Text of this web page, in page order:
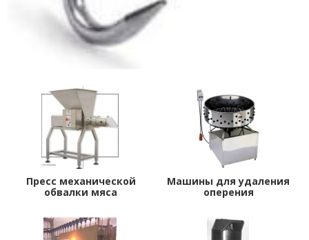
Пресс механической
обвалки мяса
Машины для удаления
оперения